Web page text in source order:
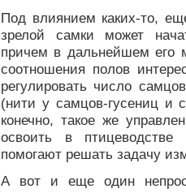
Под влиянием каких-то,
зрелой самки может
причем в дальнейшем его
соотношения полов
регулировать число
(нити у самцов-гусениц и
конечно, такое же
освоить в
помогают решать задачу
А вот и еще один